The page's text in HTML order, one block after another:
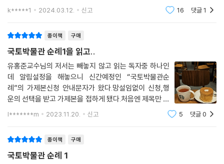
는 압록강의 아름다움과 분단을 포함한 우리 역사의 숭고함과 아픔을 느껴
웅장함과 장대함이 남다르다. 그야말로 천혜의 요새를 구축해놓아 신생 왕
국 고구려의 패기와 단단함을 느낄 수 있는 공간이다. 그러나 고구려는 이
곳에 도읍한 지 얼마 안 있어 길림성 집안 지역의 국내성으로 천도했다. 그
렇게 저자는 고주몽의 건국 이야기를 떠올리며 천도 경로를 따라 길림성
집안으로 이동한다.
집안은 고구려 국내성과 환도산성이 한 쌍을 이루어 400년간 고구려의
다. 고구려 유적 탐사단은 이 집안에서 여러 날 머무르며 역사의 향기와 압
록강변의 서정을 느낀다. 시내에 있는 국내성은 심하게 훼손되었고 환도산
성 안쪽은 과수원이 되어 있었지만, 중국은 이 지역의 고구려 유적을 유네
에서 다루지 못한 유적지를 국토박물관 순례를 통해 찾아가겠다고 한다.
k*****1 2024.03.12. 신고 16 댓글1
종이책 구매
국토박물관 순례1을 읽고..
유홍준교수님의 저서는 빼놓지 않고 읽는 독자중 하나인
데 알림설정을 해놓으니 신간예정인 “국토박물관순
례”의 가제본신청 안내문자가 왔다.망설임없이 신청,행
운의 선택을 받고 가제본을 접하게 됐다.처음엔 제목만 보
곤 우리나라에 산재되어 있는 박물관을 순례하시면서 집
l*******m 2023.11.20. 신고 5 댓글0
종이책 구매
국토박물관 순례 1